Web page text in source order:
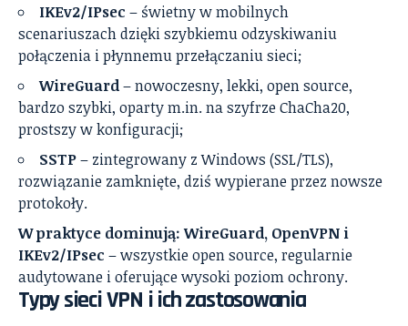
IKEv2/IPsec – świetny w mobilnych
scenariuszach dzięki szybkiemu odzyskiwaniu
połączenia i płynnemu przełączaniu sieci;
WireGuard– nowoczesny, lekki, open source,
bardzo szybki, oparty m.in. na szyfrze ChaCha20,
prostszy w konfiguracji;
SSTP– zintegrowany z Windows (SSL/TLS),
rozwiązanie zamknięte, dziś wypierane przez nowsze
protokoły.
W praktyce dominują: WireGuard, OpenVPN i
IKEv2/IPsec – wszystkie open source, regularnie
audytowane i oferujące wysoki poziom ochrony.
Typy sieci VPN i ich zastosowania